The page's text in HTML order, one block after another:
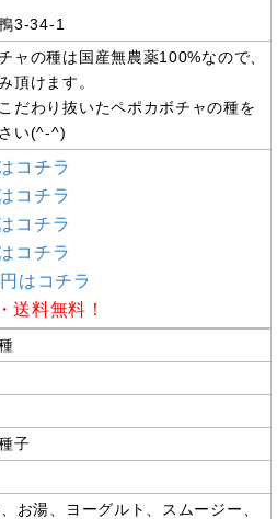
3-34-1
ャの種は国産無農薬100%なので、
頂けます。
だわり抜いたペポカボチャの種を
い(^-^)
コチラ
コチラ
コチラ
コチラ
はコチラ
送料無料！
子
お湯、ヨーグルト、スムージー、